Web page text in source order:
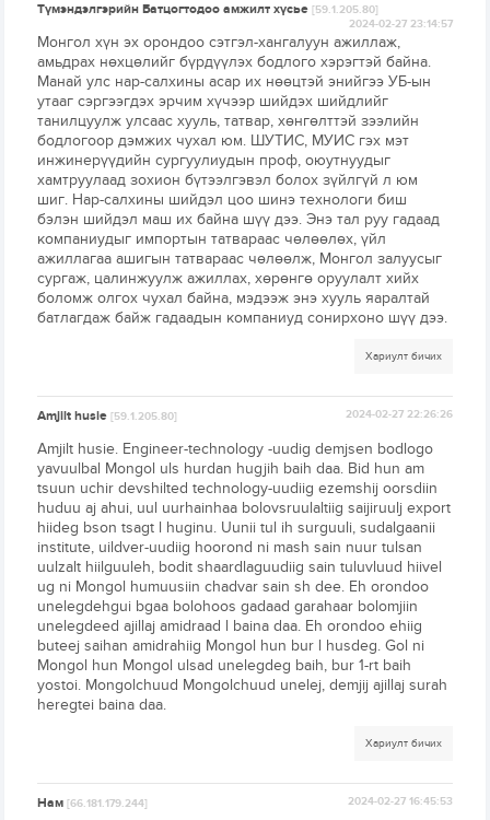
Түмэндэлгэрийн Батцогтодоо амжилт хүсье[59.1.205.80]
2024-02-27 23:14:57
Монгол хүн эх орондоо сэтгэл-хангалуун ажиллаж,
амьдрах нөхцөлийг бүрдүүлэх бодлого хэрэгтэй байна.
Манай улс нар-салхины асар их нөөцтэй энийгээ УБ-ын
утааг сэргээгдэх эрчим хүчээр шийдэх шийдлийг
танилцуулж улсаас хууль, татвар, хөнгөлттэй зээлийн
бодлогоор дэмжих чухал юм. ШУТИС, МУИС гэх мэт
инжинерүүдийн сургуулиудын проф, оюутнуудыг
хамтруулаад зохион бүтээлгэвэл болох зүйлгүй л юм
шиг. Нар-салхины шийдэл цоо шинэ технологи биш
бэлэн шийдэл маш их байна шүү дээ. Энэ тал руу гадаад
компаниудыг импортын татвараас чөлөөлөх, үйл
ажиллагаа ашигын татвараас чөлөөлж, Монгол залуусыг
сургаж, цалинжуулж ажиллах, хөрөнгө оруулалт хийх
боломж олгох чухал байна, мэдээж энэ хууль яаралтай
батлагдаж байж гадаадын компаниуд сонирхоно шүү дээ.
Хариулт бичих
Amjilt husie[59.1.205.80] 2024-02-27 22:26:26
Amjilt husie. Engineer-technology -uudig demjsen bodlogo
yavuulbal Mongol uls hurdan hugjih baih daa. Bid hun am
tsuun uchir devshilted technology-uudiig ezemshij oorsdiin
huduu aj ahui, uul uurhainhaa bolovsruulaltiig saijiruulj export
hiideg bson tsagt l huginu. Uunii tul ih surguuli, sudalgaanii
institute, uildver-uudiig hoorond ni mash sain nuur tulsan
uulzalt hiilguuleh, bodit shaardlaguudiig sain tuluvluud hiivel
ug ni Mongol humuusiin chadvar sain sh dee. Eh orondoo
unelegdehgui bgaa bolohoos gadaad garahaar bolomjiin
unelegdeed ajillaj amidraad l baina daa. Eh orondoo ehiig
buteej saihan amidrahiig Mongol hun bur l husdeg. Gol ni
Mongol hun Mongol ulsad unelegdeg baih, bur 1-rt baih
yostoi. Mongolchuud Mongolchuud unelej, demjij ajillaj surah
heregtei baina daa.
Хариулт бичих
Нам[66.181.179.244] 2024-02-27 16:45:53